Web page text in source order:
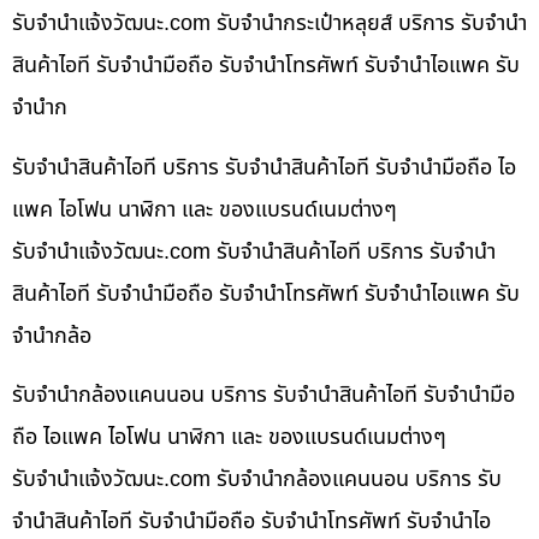
รับจํานําแจ้งวัฒนะ.com รับจำนำกระเป๋าหลุยส์ บริการ รับจำนำ
สินค้าไอที รับจำนำมือถือ รับจำนำโทรศัพท์ รับจำนำไอแพค รับ
จำนำก
รับจำนำสินค้าไอที บริการ รับจำนำสินค้าไอที รับจำนำมือถือ ไอ
แพค ไอโฟน นาฬิกา และ ของแบรนด์เนมต่างๆ
รับจํานําแจ้งวัฒนะ.com รับจำนำสินค้าไอที บริการ รับจำนำ
สินค้าไอที รับจำนำมือถือ รับจำนำโทรศัพท์ รับจำนำไอแพค รับ
จำนำกล้อ
รับจำนำกล้องแคนนอน บริการ รับจำนำสินค้าไอที รับจำนำมือ
ถือ ไอแพค ไอโฟน นาฬิกา และ ของแบรนด์เนมต่างๆ
รับจํานําแจ้งวัฒนะ.com รับจำนำกล้องแคนนอน บริการ รับ
จำนำสินค้าไอที รับจำนำมือถือ รับจำนำโทรศัพท์ รับจำนำไอ